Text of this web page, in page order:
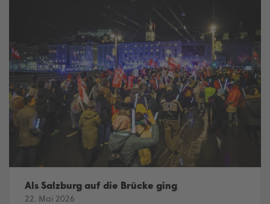
Als Salzburg auf die Brücke ging
22. Mai 2026